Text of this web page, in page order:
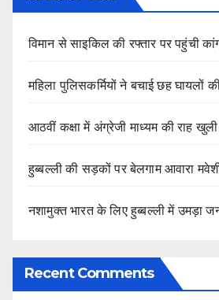
विमान से साइकिल की रफ्तार पर पहुंची
महिला पुलिसकर्मियों ने बचाई छह घायलों
आठवीं कक्षा में अंग्रेजी माध्यम की राह खुली
हुब्बल्ली की सड़कों पर बेलगाम आवारा
नशामुक्त भारत के लिए हुब्बल्ली में उमड़ा
Recent Comments